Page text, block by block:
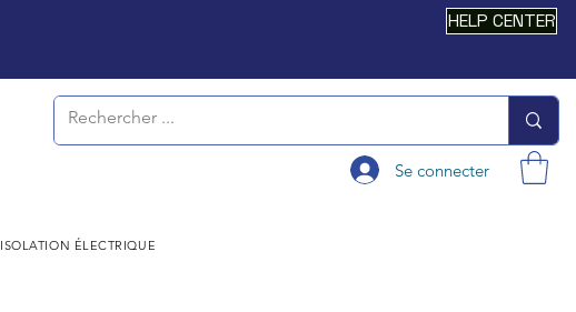
HELP CENTER
Se connecter
ISOLATION ÉLECTRIQUE